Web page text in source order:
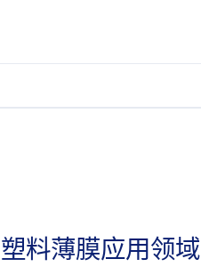
塑料薄膜应用领域